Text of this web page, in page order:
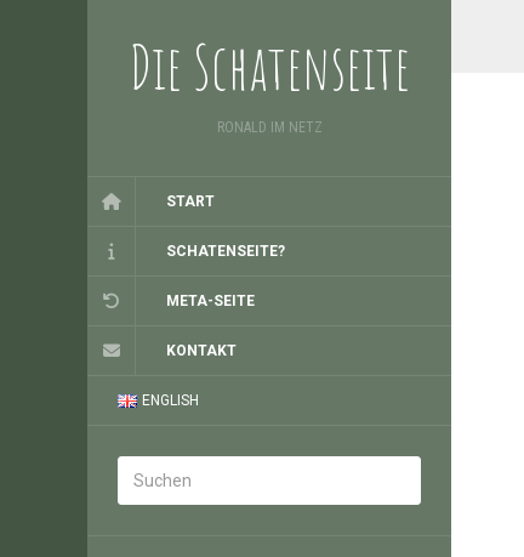
Die Schatenseite
RONALD IM NETZ
START
SCHATENSEITE?
META-SEITE
KONTAKT
ENGLISH